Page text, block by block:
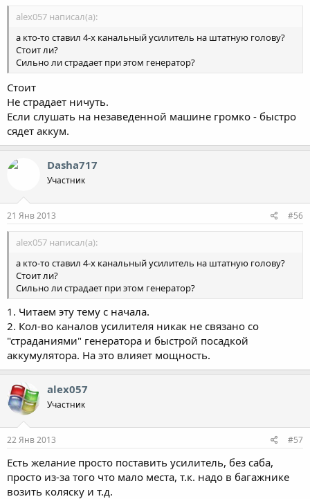
alex057 написал(а):
а кто-то ставил 4-х канальный усилитель на штатную голову?
Стоит ли?
Сильно ли страдает при этом генератор?
Стоит
Не страдает ничуть.
Если слушать на незаведенной машине громко - быстро
сядет аккум.
Dasha717
Участник
21 Янв 2013 #56
alex057 написал(а):
а кто-то ставил 4-х канальный усилитель на штатную голову?
Стоит ли?
Сильно ли страдает при этом генератор?
1. Читаем эту тему с начала.
2. Кол-во каналов усилителя никак не связано со
"страданиями" генератора и быстрой посадкой
аккумулятора. На это влияет мощность.
alex057
Участник
22 Янв 2013 #57
Есть желание просто поставить усилитель, без саба,
просто из-за того что мало места, т.к. надо в багажнике
возить коляску и т.д.